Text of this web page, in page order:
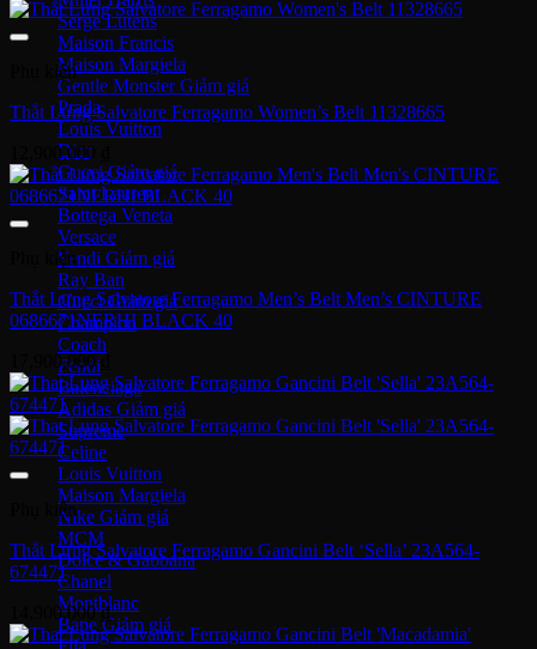
Serge Lutens
Maison Francis
Maison Margiela
Gentle Monster
Prada
Louis Vuitton
Dior
Gucci
Saint Laurent
Bottega Veneta
Versace
Fendi
Ray Ban
Gucci
Champion
Coach
Fendi
Balenciaga
Adidas
Supreme
Celine
Louis Vuitton
Maison Margiela
Nike
MCM
Dolce & Gabbana
Chanel
Montblanc
Bape
Phụ kiện
Thắt Lưng Salvatore Ferragamo Women’s Belt 11328665
12,900,000
Phụ kiện
Thắt Lưng Salvatore Ferragamo Men’s Belt Men’s CINTURE
0686671NERHI BLACK 40
17,900,000
Phụ kiện
Thắt Lưng Salvatore Ferragamo Gancini Belt ‘Sella’ 23A564-
674471
14,900,000₫